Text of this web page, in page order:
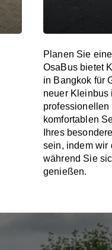
Planen Sie
OsaBus bietet
in Bangkok für
neuer Kleinbus
professionellen
komfortablen
Ihres
sein, indem wir
während Sie
genießen.